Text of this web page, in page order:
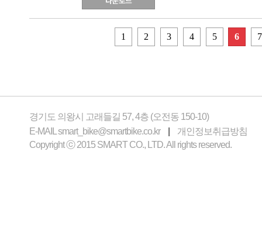
1 2 3 4 5 6 7
경기도 의왕시 고래들길 57, 4층 (오전동 150-10)
E-MAIL smart_bike@smartbike.co.kr
개인정보취급방침
Copyright ⓒ 2015 SMART CO., LTD. All rights reserved.